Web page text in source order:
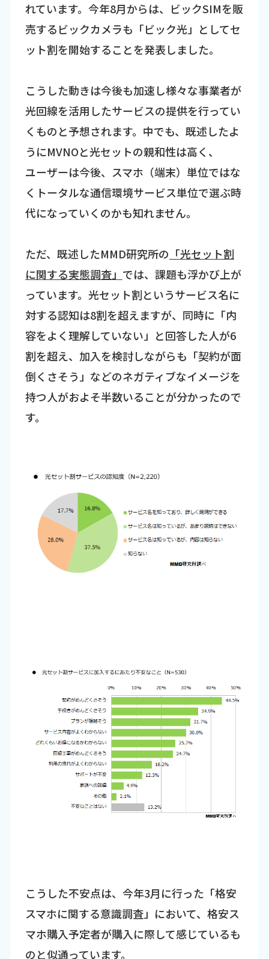
れています。今年8月からは、ビックSIMを販
売するビックカメラも「ビック光」としてセ
ット割を開始することを発表しました。
こうした動きは今後も加速し様々な事業者が
光回線を活用したサービスの提供を行ってい
くものと予想されます。中でも、既述したよ
うにMVNOと光セットの親和性は高く、
ユーザーは今後、スマホ（端末）単位ではな
くトータルな通信環境サービス単位で選ぶ時
代になっていくのかも知れません。
ただ、既述したMMD研究所の 「光セット割
に関する実態調査」 では、課題も浮かび上が
っています。光セット割というサービス名に
対する認知は8割を超えますが、同時に「内
容をよく理解していない」と回答した人が6
割を超え、加入を検討しながらも「契約が面
倒くさそう」などのネガティブなイメージを
持つ人がおよそ半数いることが分かったので
す。
こうした不安点は、今年3月に行った「格安
スマホに関する意識調査」において、格安ス
マホ購入予定者が購入に際して感じているも
のと似通っています。